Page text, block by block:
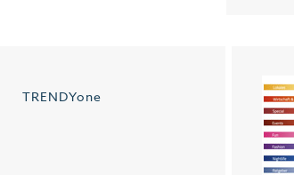
TRENDYone